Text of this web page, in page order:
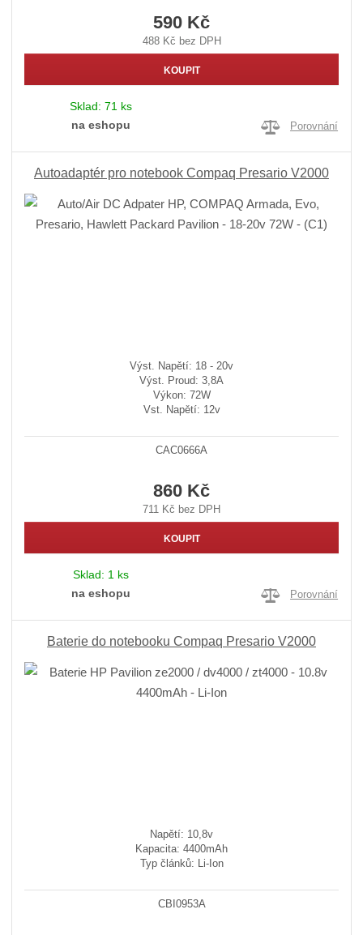
590 Kč
488 Kč bez DPH
KOUPIT
Sklad: 71 ks
na eshopu
Porovnání
Autoadaptér pro notebook Compaq Presario V2000
Výst. Napětí: 18 - 20v
Výst. Proud: 3,8A
Výkon: 72W
Vst. Napětí: 12v
CAC0666A
860 Kč
711 Kč bez DPH
KOUPIT
Sklad: 1 ks
na eshopu
Porovnání
Baterie do notebooku Compaq Presario V2000
Napětí: 10,8v
Kapacita: 4400mAh
Typ článků: Li-Ion
CBI0953A